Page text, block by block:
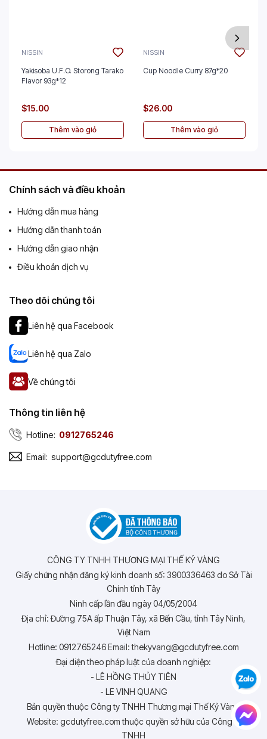
NISSIN
Yakisoba U.F.O. Storong Tarako
Flavor 93g*12
$15.00
Thêm vào giỏ
NISSIN
Cup Noodle Curry 87g*20
$26.00
Thêm vào giỏ
Chính sách và điều khoản
Hướng dẫn mua hàng
Hướng dẫn thanh toán
Hướng dẫn giao nhận
Điều khoản dịch vụ
Theo dõi chúng tôi
Liên hệ qua Facebook
Liên hệ qua Zalo
Về chúng tôi
Thông tin liên hệ
Hotline: 0912765246
Email: support@gcdutyfree.com
CÔNG TY TNHH THƯƠNG MẠI THẾ KỶ VÀNG
Giấy chứng nhận đăng ký kinh doanh số: 3900336463 do Sở Tài
Chính tỉnh Tây
Ninh cấp lần đầu ngày 04/05/2004
Địa chỉ: Đường 75A ấp Thuận Tây, xã Bến Cầu, tỉnh Tây Ninh,
Việt Nam
Hotline: 0912765246 Email: thekyvang@gcdutyfree.com
Đại diện theo pháp luật của doanh nghiệp:
- LÊ HỒNG THỦY TIÊN
- LE VINH QUANG
Bản quyền thuộc Công ty TNHH Thương mại Thế Kỷ Vàng
Website: gcdutyfree.com thuộc quyền sở hữu của Công ty
TNHH